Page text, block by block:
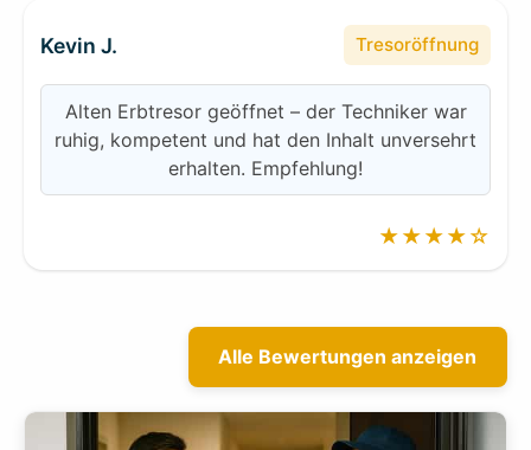
Kevin J. Tresoröffnung
Alten Erbtresor geöffnet – der Techniker war
ruhig, kompetent und hat den Inhalt unversehrt
erhalten. Empfehlung!
★★★★☆
Alle Bewertungen anzeigen